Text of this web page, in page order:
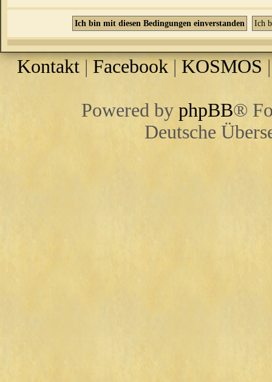
Kontakt |Facebook | KOSMOS
Powered by phpBB®
Deutsche